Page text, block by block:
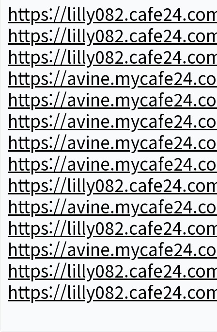
https://
https://
https://
https://
https://
https://
https://
https://
https://
https://
https://
https://
https://
https://